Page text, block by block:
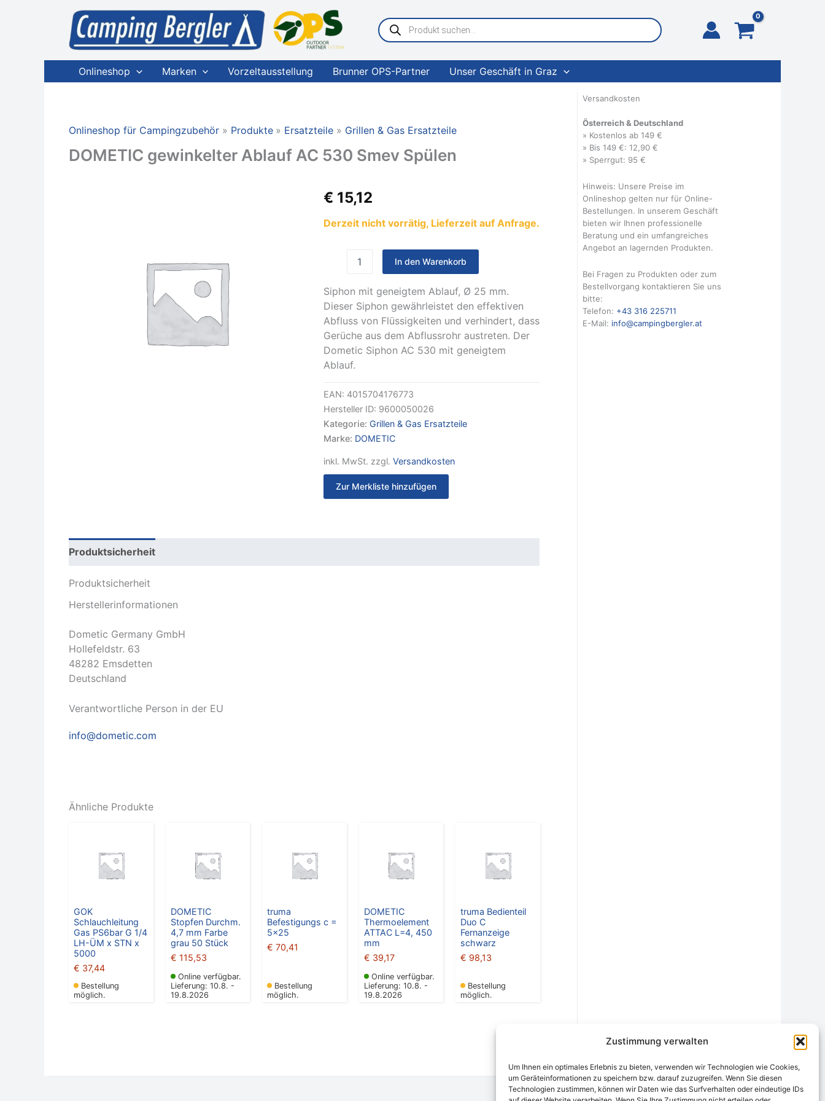
Zustimmung verwalten
Um Ihnen ein optimales Erlebnis zu bieten, verwenden wir Technologien wie Cookies,
um Geräteinformationen zu speichern bzw. darauf zuzugreifen. Wenn Sie diesen
Technologien zustimmen, können wir Daten wie das Surfverhalten oder eindeutige IDs
Products
search
Onlineshop Marken Vorzeltausstellung Brunner OPS-Partner Unser Geschäft in Graz
Onlineshop für Campingzubehör Produkte Ersatzteile Grillen & Gas Ersatzteile
DOMETIC gewinkelter Ablauf AC 530 Smev Spülen
€ 15,12
Derzeit nicht vorrätig, Lieferzeit auf Anfrage.
DOMETIC
gewinkelter
AC
In den Warenkorb
Siphon mit geneigtem Ablauf, Ø 25 mm.
Dieser Siphon gewährleistet den effektiven
Abfluss von Flüssigkeiten und verhindert, dass
Gerüche aus dem Abflussrohr austreten. Der
Dometic Siphon AC 530 mit geneigtem
Ablauf.
EAN: 4015704176773
Hersteller ID: 9600050026
Kategorie: Grillen & Gas Ersatzteile
Marke: DOMETIC
inkl. MwSt. zzgl. Versandkosten
Zur Merkliste hinzufügen
Produktsicherheit
Produktsicherheit
Herstellerinformationen
Dometic Germany GmbH
Hollefeldstr. 63
48282 Emsdetten
Deutschland
Verantwortliche Person in der EU
info@dometic.com
Ähnliche Produkte
GOK
Schlauchleitung
Gas PS6bar G 1/4
LH-ÜM x STN x
5000
€ 37,44
Bestellung
möglich.
DOMETIC
Stopfen Durchm.
4,7 mm Farbe
grau 50 Stück
€ 115,53
Online verfügbar.
Lieferung: 10.8. -
19.8.2026
truma
Befestigungs c =
5×25
€ 70,41
Bestellung
möglich.
DOMETIC
Thermoelement
ATTAC L=4, 450
mm
€ 39,17
Online verfügbar.
Lieferung: 10.8. -
19.8.2026
truma Bedienteil
Duo C
Fernanzeige
schwarz
€ 98,13
Bestellung
möglich.
Versandkosten
Österreich & Deutschland
» Kostenlos ab 149 €
» Bis 149 €: 12,90 €
» Sperrgut: 95 €
Hinweis: Unsere Preise im
Onlineshop gelten nur für Online-
Bestellungen. In unserem Geschäft
bieten wir Ihnen professionelle
Beratung und ein umfangreiches
Angebot an lagernden Produkten.
Bei Fragen zu Produkten oder zum
Bestellvorgang kontaktieren Sie uns
bitte:
Telefon: +43 316 225711
E-Mail: info@campingbergler.at